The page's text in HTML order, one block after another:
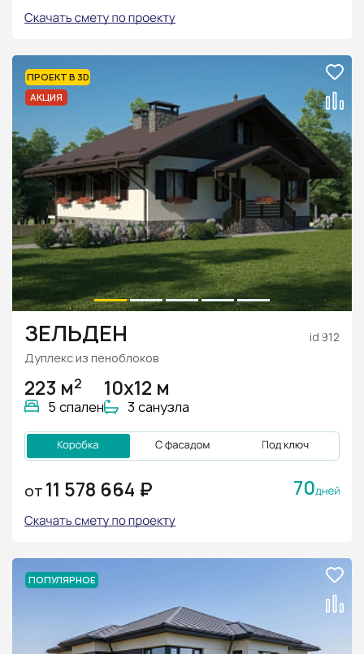
ЗЕЛЬДЕН id 912
Дуплекс из пеноблоков
223 м2
5 спален
10x12 м
3 санузла
ОТ 11 578 664 ₽ 70
ПРОЕКТ В 3D
АКЦИЯ
ПОПУЛЯРНОЕ